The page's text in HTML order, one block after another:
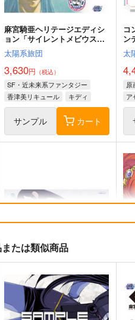
高瀬志帆
佐倉麻衣
「
ト
麻宮騎亜ヘリテージエディシ
ョン「サイレントメビウス」
03 キディ編
太陽系旅団
3,630円 （税込）
SF・近未来系ファンタジー
香津美リキュール
キディ
サンプル カート
コ
ン
太
原
ア
麻宮キャラブックSP「オペラ
たは類似商品